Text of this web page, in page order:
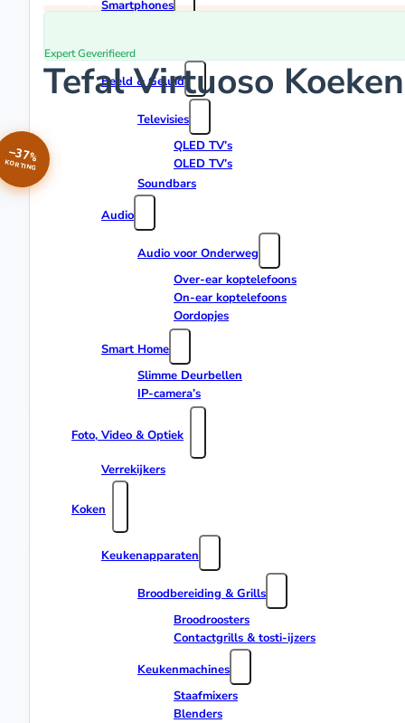
Smartphones
Beeld & Geluid
Televisies
QLED TV’s
OLED TV’s
Soundbars
Audio
Audio voor Onderweg
Over-ear koptelefoons
On-ear koptelefoons
Oordopjes
Smart Home
Slimme Deurbellen
IP-camera’s
Foto, Video & Optiek
Verrekijkers
Koken
Keukenapparaten
Broodbereiding & Grills
Broodroosters
Contactgrills & tosti-ijzers
Keukenmachines
Staafmixers
Blenders
Expert Geverifieerd
Tefal Virtuoso
−37%
KORTING